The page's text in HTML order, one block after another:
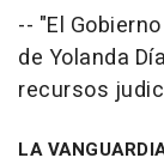
-- "El
de Yolanda
recursos
LA